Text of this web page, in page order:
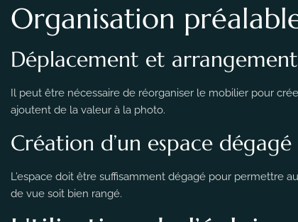
Organisation
Déplacement et
Il peut être nécessaire de réorganiser le mobilier pour
ajoutent de la valeur à la photo.
Création d’un espace dégagé
L’espace doit être suffisamment dégagé pour permettre
de vue soit bien rangé.